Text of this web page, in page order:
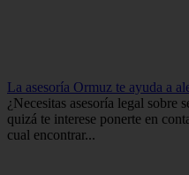
La asesoría Ormuz te ayuda a
¿Necesitas asesoría legal sobre
quizá te interese ponerte en
cual encontrar...